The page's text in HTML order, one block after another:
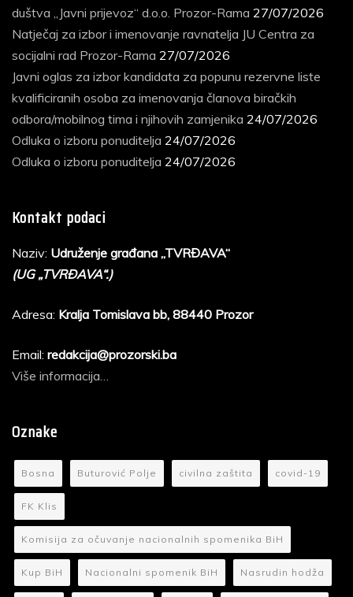
duštva „Javni prijevoz“ d.o.o. Prozor-Rama 27/07/2026
Natječaj za izbor i imenovanje ravnatelja JU Centra za
socijalni rad Prozor-Rama 27/07/2026
Javni oglas za izbor kandidata za popunu rezervne liste
kvalificiranih osoba za imenovanja članova biračkih
odbora/mobilnog tima i njihovih zamjenika 24/07/2026
Odluka o izboru ponuditelja 24/07/2026
Odluka o izboru ponuditelja 24/07/2026
Kontakt podaci
Naziv: Udruženje građana „TVRĐAVA“
(UG „TVRĐAVA“.)
Adresa: Kralja Tomislava bb, 88440 Prozor
Email: redakcija@prozorski.ba
Više informacija…
Oznake
Bosna Buturović Polje civilna zaštita covid-19
FK Klis
Komisija za očuvanje nacionalnih spomenika BiH
Kup BiH Nacionalni spomenik BiH Nasrudin hodža